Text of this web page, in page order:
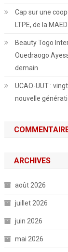
Cap sur une
LTPE, de la
Beauty Togo
Ouedraogo
demain
UCAO-UUT :
nouvelle
ARCHIVES
août 2026
juillet 2026
juin 2026
mai 2026